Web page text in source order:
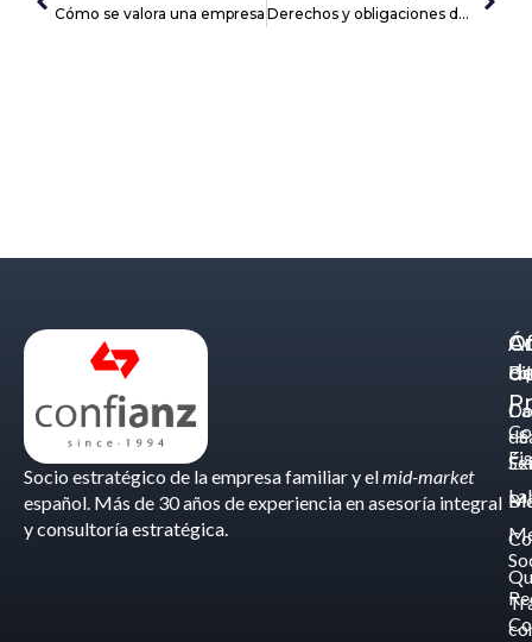
Cómo se valora una empresa Derechos y obligaciones del acreedor concursal tras la reforma legislativa
Socio estratégico de la empresa familiar y elmid-market
español. Más de 30 años de experiencia en asesoría integral
y consultoría estratégica.
de
-